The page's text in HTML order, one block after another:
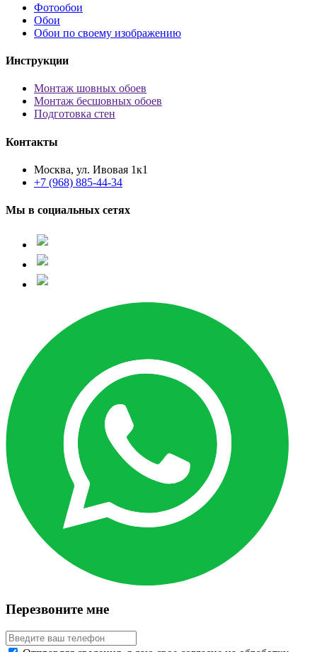
Фотообои
Обои
Обои по своему изображению
Инструкции
Монтаж шовных обоев
Монтаж бесшовных обоев
Подготовка стен
Контакты
Москва, ул. Ивовая 1к1
+7 (968) 885-44-34
Мы в социальных сетях
Перезвоните мне